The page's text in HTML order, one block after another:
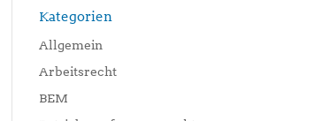
Kategorien
Allgemein
Arbeitsrecht
BEM